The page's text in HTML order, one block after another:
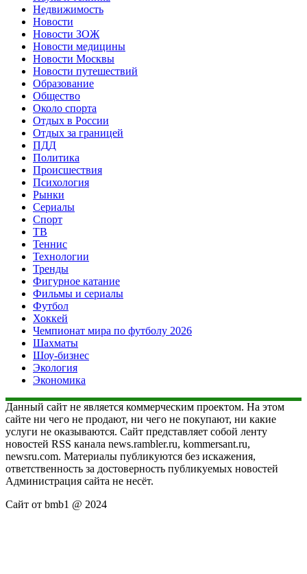
Недвижимость
Новости
Новости ЗОЖ
Новости медицины
Новости Москвы
Новости путешествий
Образование
Общество
Около спорта
Отдых в России
Отдых за границей
ПДД
Политика
Происшествия
Психология
Рынки
Сериалы
Спорт
ТВ
Теннис
Технологии
Тренды
Фигурное катание
Фильмы и сериалы
Футбол
Хоккей
Чемпионат мира по футболу 2026
Шахматы
Шоу-бизнес
Экология
Экономика
Данный сайт не является коммерческим проектом. На этом
сайте ни чего не продают, ни чего не покупают, ни какие
услуги не оказываются. Сайт представляет собой ленту
новостей RSS канала news.rambler.ru, kommersant.ru,
newsru.com. Материалы публикуются без искажения,
ответственность за достоверность публикуемых новостей
Администрация сайта не несёт.
Сайт от bmb1 @ 2024